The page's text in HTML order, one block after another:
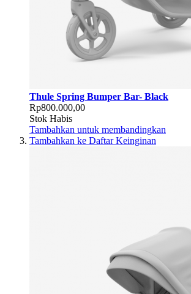
Thule Spring Bumper Bar- Black
Rp800.000,00
Stok Habis
Tambahkan untuk membandingkan
Tambahkan ke Daftar Keinginan